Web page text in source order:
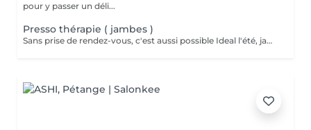
pour y passer un déli...
Presso thérapie ( jambes )
Sans prise de rendez-vous, c'est aussi possible Ideal l'été, jambes lourdes, femmes enceinte et drainage lymphatique